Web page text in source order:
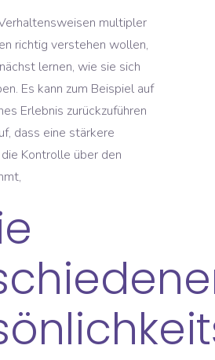
multipler
richtig verstehen wollen,
lernen, wie sie sich
Es kann zum Beispiel auf
Erlebnis zurückzuführen
dass eine stärkere
Kontrolle über den